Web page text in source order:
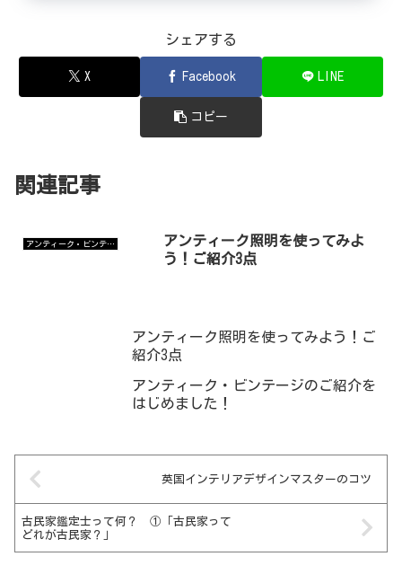
シェアする
X Facebook LINE
コピー
関連記事
アンティーク・ビンテージ販売
アンティーク照明を使ってみよ
う！ご紹介3点
アンティーク照明を使ってみよう！ご
紹介3点
アンティーク・ビンテージのご紹介を
はじめました！
英国インテリアデザインマスターのコツ
古民家鑑定士って何？ ①「古民家って
どれが古民家？」